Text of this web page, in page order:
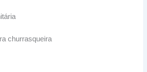
churrasqueira